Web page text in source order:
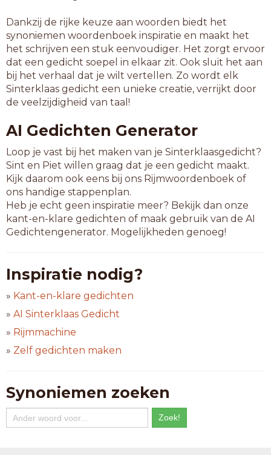
Dankzij de rijke keuze aan woorden biedt het
synoniemen woordenboek inspiratie en maakt het
het schrijven een stuk eenvoudiger. Het zorgt ervoor
dat een gedicht soepel in elkaar zit. Ook sluit het aan
bij het verhaal dat je wilt vertellen. Zo wordt elk
Sinterklaas gedicht een unieke creatie, verrijkt door
de veelzijdigheid van taal!
AI Gedichten Generator
Loop je vast bij het maken van je Sinterklaasgedicht?
Sint en Piet willen graag dat je een gedicht maakt.
Kijk daarom ook eens bij ons Rijmwoordenboek of
ons handige stappenplan.
Heb je echt geen inspiratie meer? Bekijk dan onze
kant-en-klare gedichten of maak gebruik van de AI
Gedichtengenerator. Mogelijkheden genoeg!
Inspiratie nodig?
» Kant-en-klare gedichten
» AI Sinterklaas Gedicht
» Rijmmachine
» Zelf gedichten maken
Synoniemen zoeken